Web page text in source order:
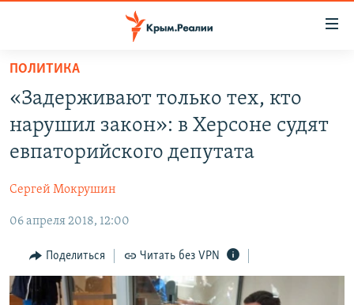
Вернуться
основному
содержанию
Вернутся
главной
навигации
Вернутся
поиску
СПЕЦПРОЕКТЫ
11 ЛЕТ ОККУПАЦИИ КРЫМА. 11 ИСТОРИЙ СОПРОТИВЛЕНИЯ
ВОДА
ЕЩЕ
ИНТЕРАКТИВ
ИНФОГРАФИКА
ТЕЛЕПРОЕКТ КРЫМ.РЕАЛИИ
РАДІО СВОБОДА
КАК ОБОЙТИ БЛОКИРОВКУ
Українською
ПОЛИТИКА
«Задерживают только тех, кто
нарушил закон»: в Херсоне судят
евпаторийского депутата
Сергей Мокрушин
06 апреля 2018, 12:00
Поделиться Читать без VPN